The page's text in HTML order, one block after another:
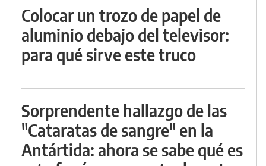
Colocar un trozo de papel de
aluminio debajo del televisor:
para qué sirve este truco
Sorprendente hallazgo de las
"Cataratas de sangre" en la
Antártida: ahora se sabe qué es